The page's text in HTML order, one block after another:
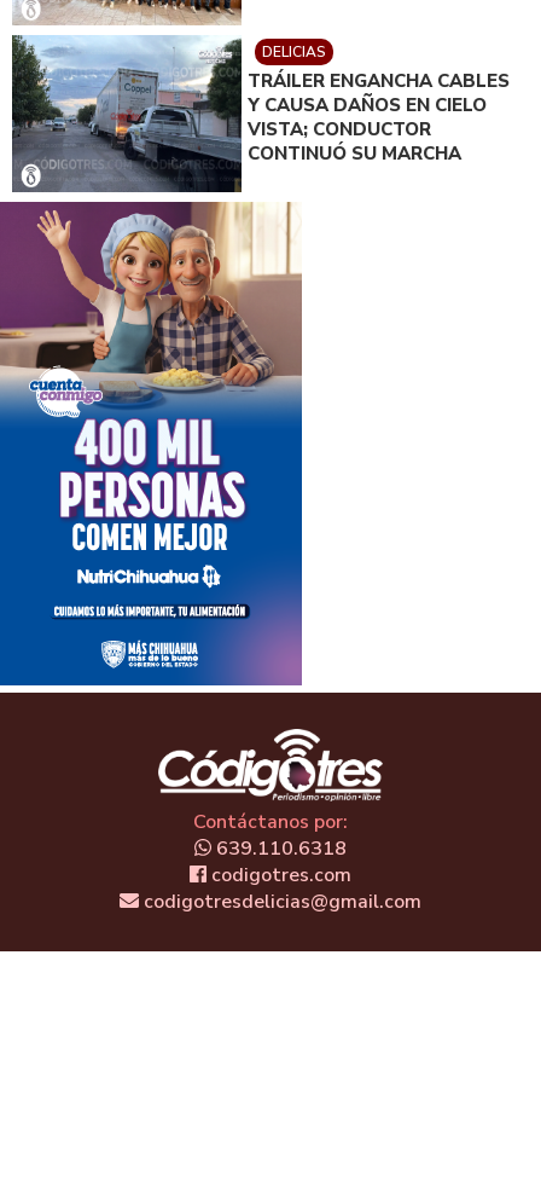
DELICIAS
TRÁILER ENGANCHA CABLES
Y CAUSA DAÑOS EN CIELO
VISTA; CONDUCTOR
CONTINUÓ SU MARCHA
Contáctanos por:
639.110.6318
codigotres.com
codigotresdelicias@gmail.com